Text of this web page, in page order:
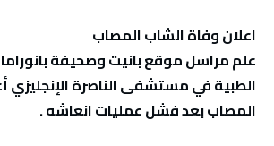
اعلان وفاة الشاب المصاب
علم مراسل موقع بانيت وصحيفة
الطبية في مستشفى الناصرة الإنجليزي
المصاب بعد فشل عمليات انعاشه .